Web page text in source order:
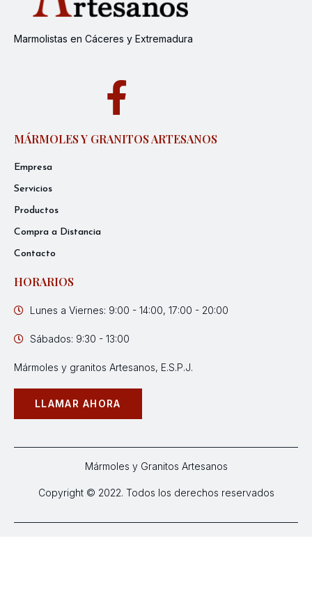
Marmolistas en Cáceres y Extremadura
MÁRMOLES Y GRANITOS ARTESANOS
Empresa
Servicios
Productos
Compra a Distancia
Contacto
HORARIOS
Lunes a Viernes: 9:00 - 14:00, 17:00 - 20:00
Sábados: 9:30 - 13:00
Mármoles y granitos Artesanos, E.S.P.J.
LLAMAR AHORA
Mármoles y Granitos Artesanos
Copyright © 2022. Todos los derechos reservados